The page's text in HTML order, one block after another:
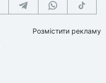
Розмістити рекламу